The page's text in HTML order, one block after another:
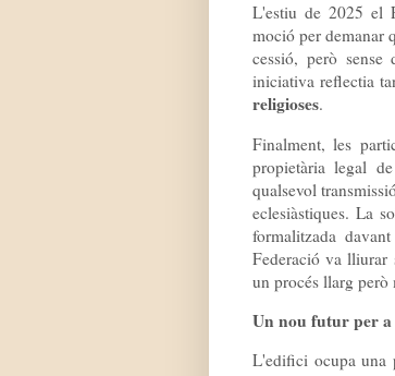
L'estiu de 2025 el
moció per demanar
cessió, però
iniciativa reflectia
religioses.
Finalment, les
propietària legal
qualsevol
eclesiàstiques. La
formalitzada
Federació va lliurar
un procés llarg però
Un nou futur per a
L'edifici ocupa una